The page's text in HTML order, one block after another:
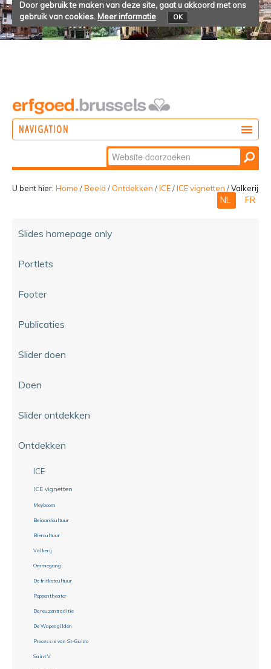
Door gebruik te maken van deze site, gaat u akkoord met ons
gebruik van cookies. Meer informatie OK
NAVIGATION
Zoek
Geavanceerd
zoeken...
U bent hier: Home /Beeld / Ontdekken /ICE/ICE vignetten /Valkerij
NL FR
Slides homepage only
Portlets
Footer
Publicaties
Slider doen
Doen
Slider ontdekken
Ontdekken
ICE
ICE vignetten
Meyboom
Beiaardcultuur
Biercultuur
Valkerij
Ommegang
De fritkotcultuur
Poppentheater
De reuzentraditie
De Wapengilden
Processie van St-Guido
Saint V